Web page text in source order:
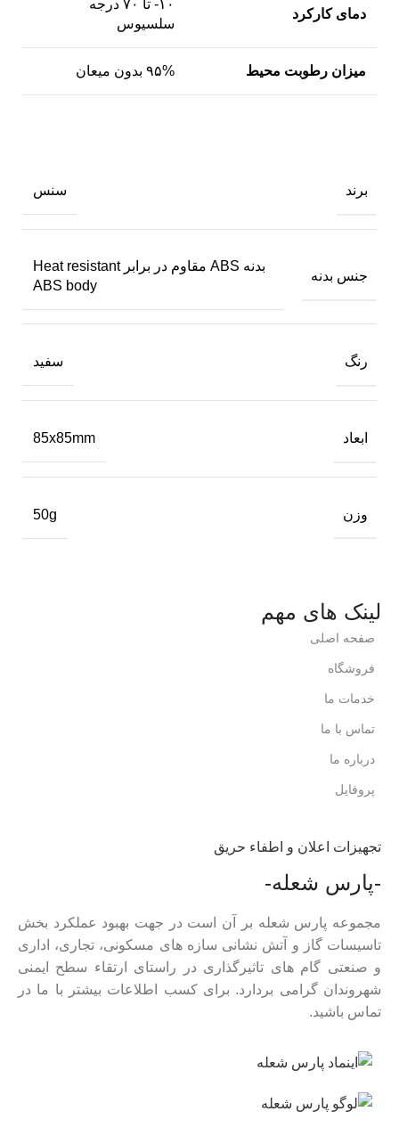
دمای کارکرد
۱۰- تا ۷۰ درجه
سلسیوس
میزان رطوبت محیط ۹۵% بدون میعان
برند سنس
جنس بدنه
بدنه ABS مقاوم در برابر Heat resistant
ABS body
رنگ سفید
ابعاد 85x85mm
وزن 50g
لینک های مهم
صفحه اصلی
فروشگاه
خدمات ما
تماس با ما
درباره ما
پروفایل
تجهیزات اعلان و اطفاء حریق
-پارس شعله-
مجموعه پارس شعله بر آن است در جهت بهبود عملکرد بخش
تاسیسات گاز و آتش نشانی سازه های مسکونی، تجاری، اداری
و صنعتی گام های تاثیرگذاری در راستای ارتقاء سطح ایمنی
شهروندان گرامی بردارد. برای کسب اطلاعات بیشتر با ما در
تماس باشید.